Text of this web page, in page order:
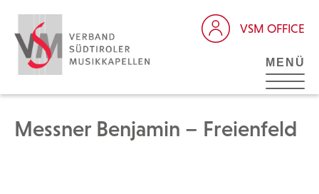
VSM OFFICE
MENÜ
Messner Benjamin – Freienfeld